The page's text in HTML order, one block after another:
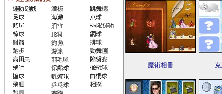
魔術相冊